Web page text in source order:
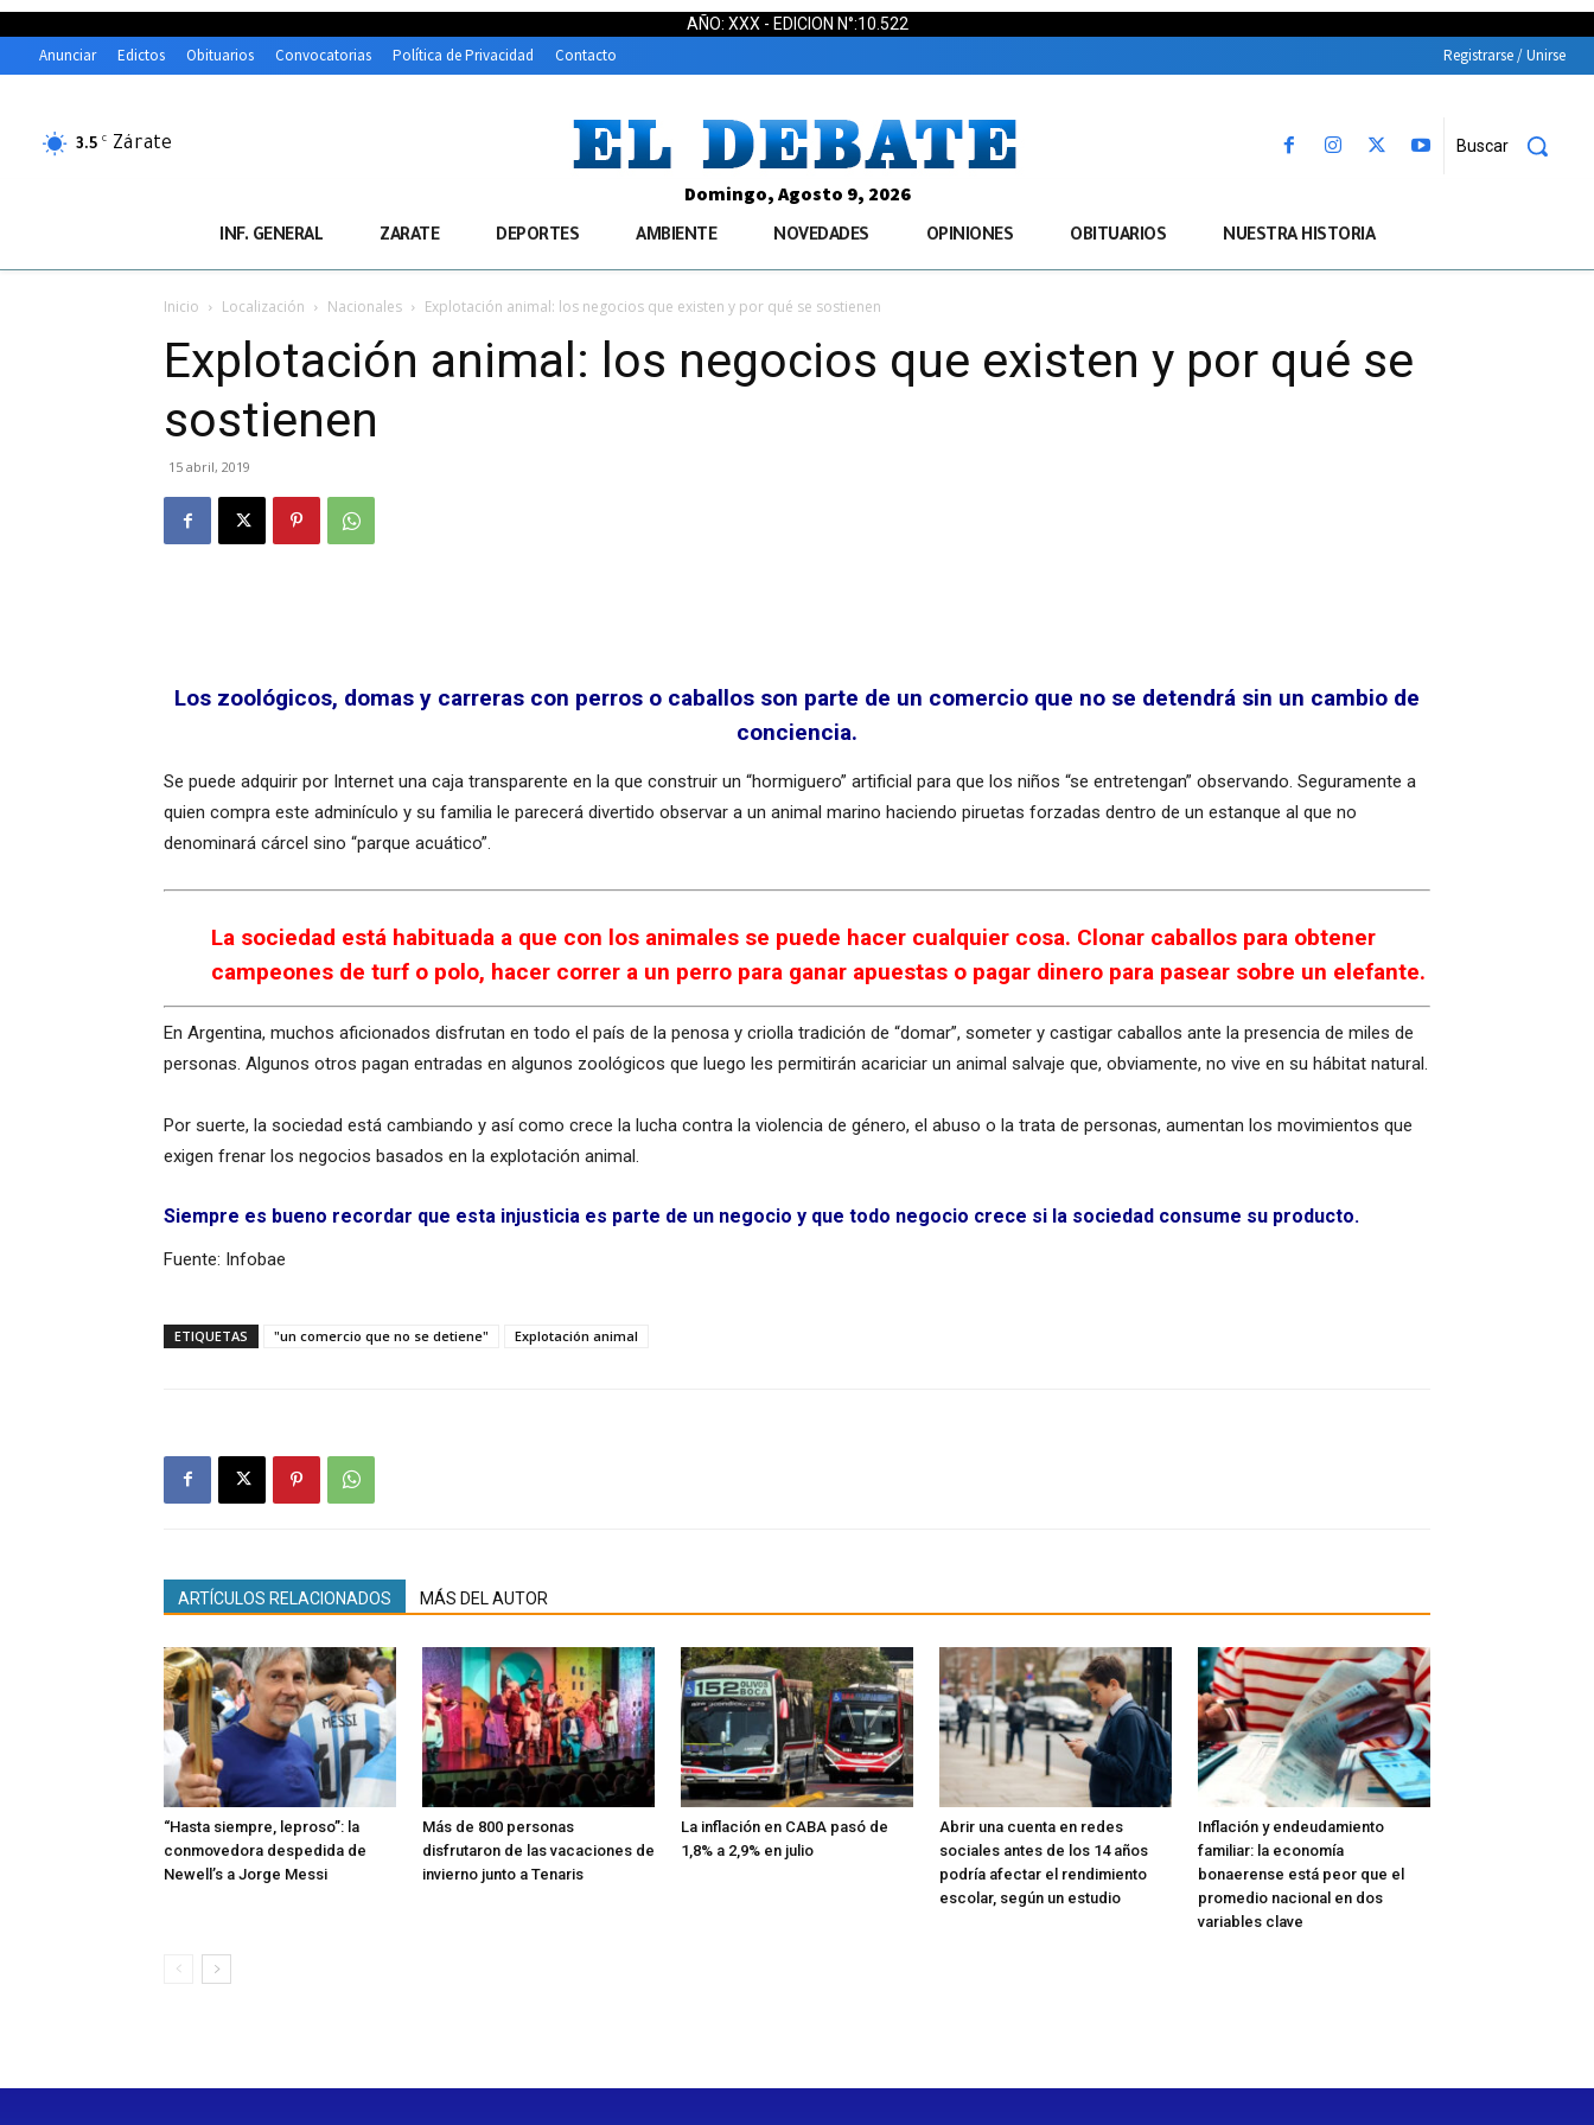
AÑO: XXX - EDICION N°:10.522
Anunciar Edictos Obituarios Convocatorias Política de Privacidad Contacto Registrarse / Unirse
3.5 C Zárate Buscar
Domingo, Agosto 9, 2026
INF. GENERAL ZARATE DEPORTES AMBIENTE NOVEDADES OPINIONES OBITUARIOS NUESTRA HISTORIA
Inicio Localización Nacionales Explotación animal: los negocios que existen y por qué se sostienen
Explotación animal: los negocios que existen y por qué se
sostienen
15 abril, 2019
Los zoológicos, domas y carreras con perros o caballos son parte de un comercio que no se detendrá sin un cambio de
conciencia.
Se puede adquirir por Internet una caja transparente en la que construir un “hormiguero” artificial para que los niños “se entretengan” observando. Seguramente a
quien compra este adminículo y su familia le parecerá divertido observar a un animal marino haciendo piruetas forzadas dentro de un estanque al que no
denominará cárcel sino “parque acuático”.
La sociedad está habituada a que con los animales se puede hacer cualquier cosa. Clonar caballos para obtener
campeones de turf o polo, hacer correr a un perro para ganar apuestas o pagar dinero para pasear sobre un elefante.
En Argentina, muchos aficionados disfrutan en todo el país de la penosa y criolla tradición de “domar”, someter y castigar caballos ante la presencia de miles de
personas. Algunos otros pagan entradas en algunos zoológicos que luego les permitirán acariciar un animal salvaje que, obviamente, no vive en su hábitat natural.
Por suerte, la sociedad está cambiando y así como crece la lucha contra la violencia de género, el abuso o la trata de personas, aumentan los movimientos que
exigen frenar los negocios basados en la explotación animal.
Siempre es bueno recordar que esta injusticia es parte de un negocio y que todo negocio crece si la sociedad consume su producto.
Fuente: Infobae
ETIQUETAS "un comercio que no se detiene" Explotación animal
ARTÍCULOS RELACIONADOS MÁS DEL AUTOR
“Hasta siempre, leproso”: la
conmovedora despedida de
Newell’s a Jorge Messi
Más de 800 personas
disfrutaron de las vacaciones de
invierno junto a Tenaris
La inflación en CABA pasó de
1,8% a 2,9% en julio
Abrir una cuenta en redes
sociales antes de los 14 años
podría afectar el rendimiento
escolar, según un estudio
Inflación y endeudamiento
familiar: la economía
bonaerense está peor que el
promedio nacional en dos
variables clave